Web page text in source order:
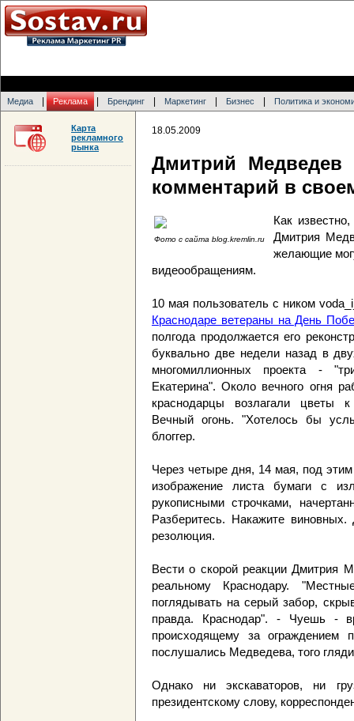
Медиа Реклама Брендинг Маркетинг Бизнес Политика и
18.05.2009
Дмитрий
комментарий в
Фото с сайта blog.kremlin.ru
Как
Дмитрия
желающие
видеообращениям.
10 мая пользователь с ником
Краснодаре ветераны на День
полгода продолжается его
буквально две недели назад в
многомиллионных проекта -
Екатерина". Около вечного огня
краснодарцы возлагали цветы
Вечный огонь. "Хотелось бы
блоггер.
Через четыре дня, 14 мая, под
изображение листа бумаги с
рукописными строчками,
Разберитесь. Накажите
резолюция.
Вести о скорой реакции Дмитрия
реальному Краснодару.
поглядывать на серый забор,
правда. Краснодар". - Чуешь -
происходящему за ограждением
послушались Медведева, того
Однако ни экскаваторов, ни
президентскому слову,
Карта
рекламного
рынка